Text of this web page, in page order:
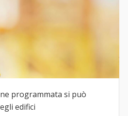
programmata si può
edifici